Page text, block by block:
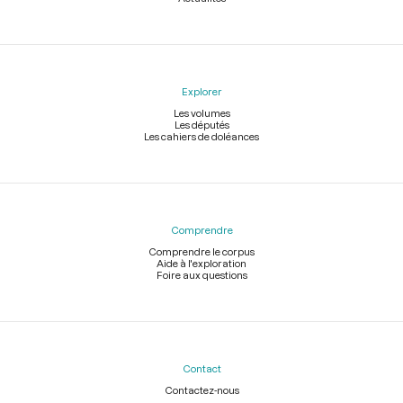
Explorer
Les volumes
Les députés
Les cahiers de doléances
Comprendre
Comprendre le corpus
Aide à l'exploration
Foire aux questions
Contact
Contactez-nous